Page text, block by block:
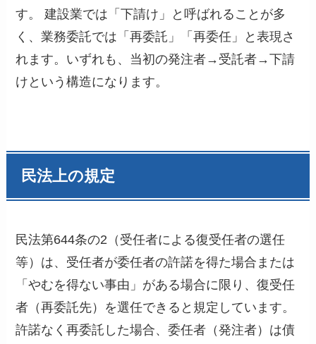
す。 建設業では「下請け」と呼ばれることが多
く、業務委託では「再委託」「再委任」と表現さ
れます。いずれも、当初の発注者→受託者→下請
けという構造になります。
民法上の規定
民法第644条の2（受任者による復受任者の選任
等）は、受任者が委任者の許諾を得た場合または
「やむを得ない事由」がある場合に限り、復受任
者（再委託先）を選任できると規定しています。
許諾なく再委託した場合、委任者（発注者）は債